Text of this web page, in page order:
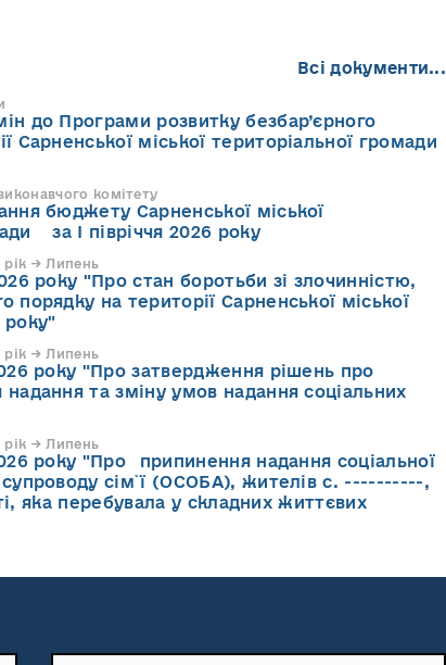
Всі документи...
до Програми розвитку безбар’єрного
Сарненської міської територіальної громади
комітету
бюджету Сарненської міської
за І півріччя 2026 року
рік → Липень
року "Про стан боротьби зі злочинністю,
порядку на території Сарненської міської
року"
рік → Липень
року "Про затвердження рішень про
та зміну умов надання соціальних
рік → Липень
року "Про припинення надання соціальної
супроводу cім`ї (ОСОБА), жителів с. ----------,
яка перебувала у складних життєвих